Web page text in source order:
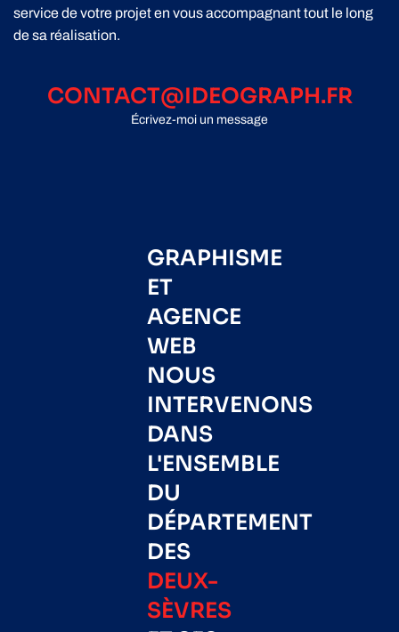
service de votre projet en vous accompagnant tout le long
de sa réalisation.
CONTACT@IDEOGRAPH.FR
Écrivez-moi un message
GRAPHISME
ET
AGENCE
WEB
NOUS
INTERVENONS
DANS
L'ENSEMBLE
DU
DÉPARTEMENT
DES
DEUX-
SÈVRES